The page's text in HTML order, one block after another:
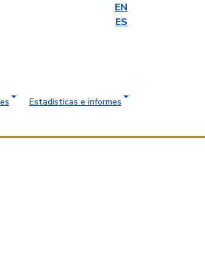
EN
ES
Estadísticas e informes